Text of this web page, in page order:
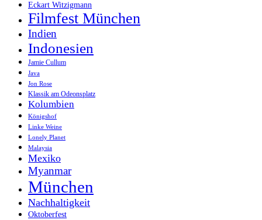
Eckart Witzigmann
Filmfest München
Indien
Indonesien
Jamie Cullum
Java
Jon Rose
Klassik am Odeonsplatz
Kolumbien
Königshof
Linke Weine
Lonely Planet
Malaysia
Mexiko
Myanmar
München
Nachhaltigkeit
Oktoberfest